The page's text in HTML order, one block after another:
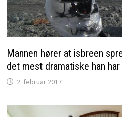
Mannen hører at isbreen
det mest dramatiske han
2. februar 2017